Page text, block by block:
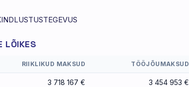
LÕIKES
RIIKLIKUD MAKSUD TÖÖJÕUMAKSUD
3 718 167 € 3 454 953 €